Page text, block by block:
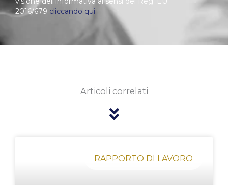
2016/679 cliccando qui
Articoli correlati
RAPPORTO DI LAVORO